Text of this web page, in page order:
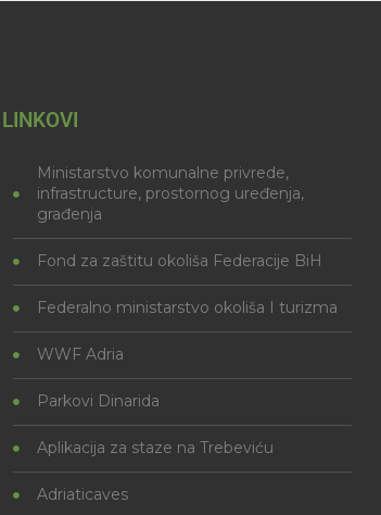
LINKOVI
Ministarstvo komunalne privrede,
infrastructure, prostornog uređenja,
građenja
Fond za zaštitu okoliša Federacije BiH
Federalno ministarstvo okoliša I turizma
WWF Adria
Parkovi Dinarida
Aplikacija za staze na Trebeviću
Adriaticaves